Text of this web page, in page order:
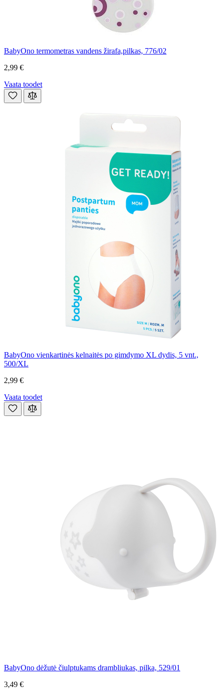
BabyOno termometras vandens žirafa,pilkas, 776/02
2,99 €
Vaata toodet
BabyOno vienkartinės kelnaitės po gimdymo XL dydis, 5 vnt.,
500/XL
2,99 €
Vaata toodet
BabyOno dėžutė čiulptukams drambliukas, pilka, 529/01
3,49 €